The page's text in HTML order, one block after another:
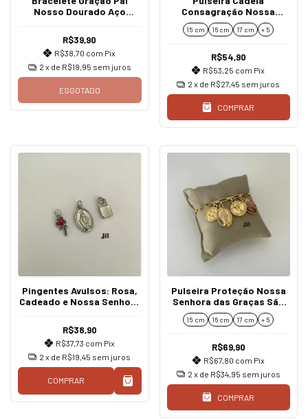
Nosso Dourado Aço
R$39,90
R$38,70 com Pix
2 x de R$19,95 sem juros
ESGOTADO
Consagração Nossa
Senhora
15 cm 16 cm 17 cm + 5
R$54,90
R$53,25 com Pix
2 x de R$27,45 sem juros
COMPRAR
Pingentes Avulsos: Rosa,
Cadeado e Nossa Senhora
R$38,90
R$37,73 com Pix
2 x de R$19,45 sem juros
COMPRAR
Pulseira Proteção Nossa
Senhora das Graças São
Miguel São José e São
Bento
15 cm 16 cm 17 cm + 5
R$69,90
R$67,80 com Pix
2 x de R$34,95 sem juros
COMPRAR